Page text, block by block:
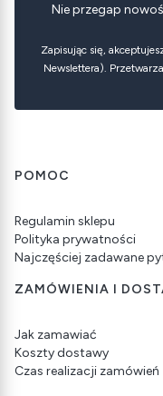
Nie przegap
Zapisując się,
Newslettera).
Linki w stopce
POMOC
Regulamin sklepu
Polityka prywatności
Najczęściej zadawane
ZAMÓWIENIA I
Jak zamawiać
Koszty dostawy
Czas realizacji zamówień